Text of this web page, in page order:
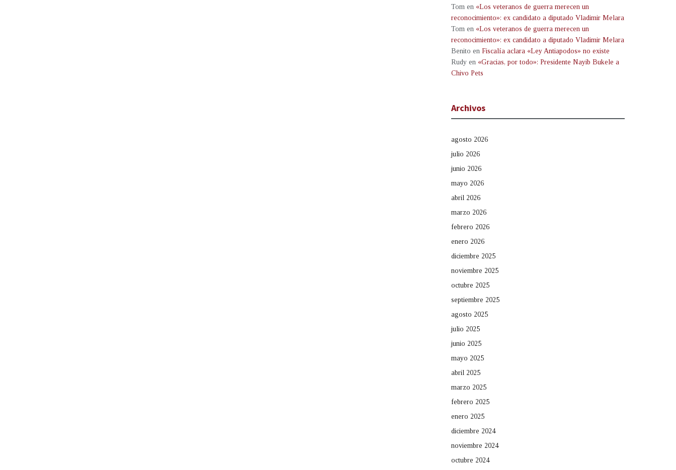
Tom en «Los veteranos de guerra merecen un
reconocimiento»: ex candidato a diputado Vladimir Melara
Tom en «Los veteranos de guerra merecen un
reconocimiento»: ex candidato a diputado Vladimir Melara
Benito en Fiscalía aclara «Ley Antiapodos» no existe
Rudy en «Gracias, por todo»: Presidente Nayib Bukele a
Chivo Pets
Archivos
agosto 2026
julio 2026
junio 2026
mayo 2026
abril 2026
marzo 2026
febrero 2026
enero 2026
diciembre 2025
noviembre 2025
octubre 2025
septiembre 2025
agosto 2025
julio 2025
junio 2025
mayo 2025
abril 2025
marzo 2025
febrero 2025
enero 2025
diciembre 2024
noviembre 2024
octubre 2024